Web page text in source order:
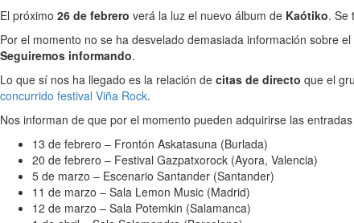
El próximo 26 de febrero verá la luz el nuevo álbum de Kaótiko. Se
Por el momento no se ha desvelado demasiada información sobre
Seguiremos informando.
Lo que sí nos ha llegado es la relación de citas de directo que el
concurrido festival Viña Rock.
Nos informan de que por el momento pueden adquirirse las
13 de febrero – Frontón Askatasuna (Burlada)
20 de febrero – Festival Gazpatxorock (Ayora, Valencia)
5 de marzo – Escenario Santander (Santander)
11 de marzo – Sala Lemon Music (Madrid)
12 de marzo – Sala Potemkin (Salamanca)